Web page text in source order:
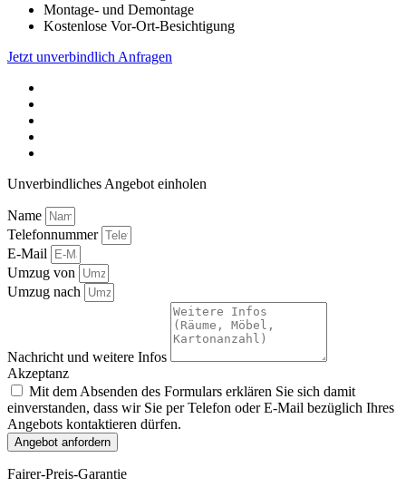
Montage- und Demontage
Kostenlose Vor-Ort-Besichtigung
Jetzt unverbindlich Anfragen
Unverbindliches Angebot einholen
Name
Telefonnummer
E-Mail
Umzug von
Umzug nach
Nachricht und weitere Infos
Akzeptanz
Mit dem Absenden des Formulars erklären Sie sich damit
einverstanden, dass wir Sie per Telefon oder E-Mail bezüglich Ihres
Angebots kontaktieren dürfen.
Angebot anfordern
Fairer-Preis-Garantie